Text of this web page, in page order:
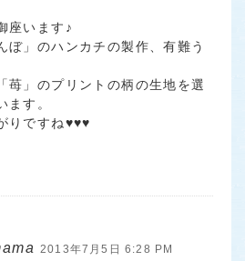
座います♪
」のハンカチの製作、有難う
」のプリントの柄の生地を選
ます。
りですね♥♥♥
2013年7月5日 6:28 PM